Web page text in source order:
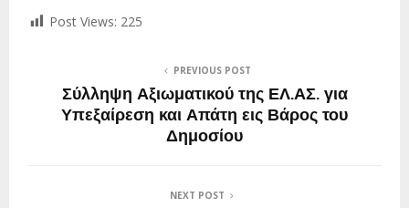
Post Views: 225
PREVIOUS POST
Σύλληψη Αξιωματικού της ΕΛ.ΑΣ. για
Υπεξαίρεση και Απάτη εις Βάρος του
Δημοσίου
NEXT POST